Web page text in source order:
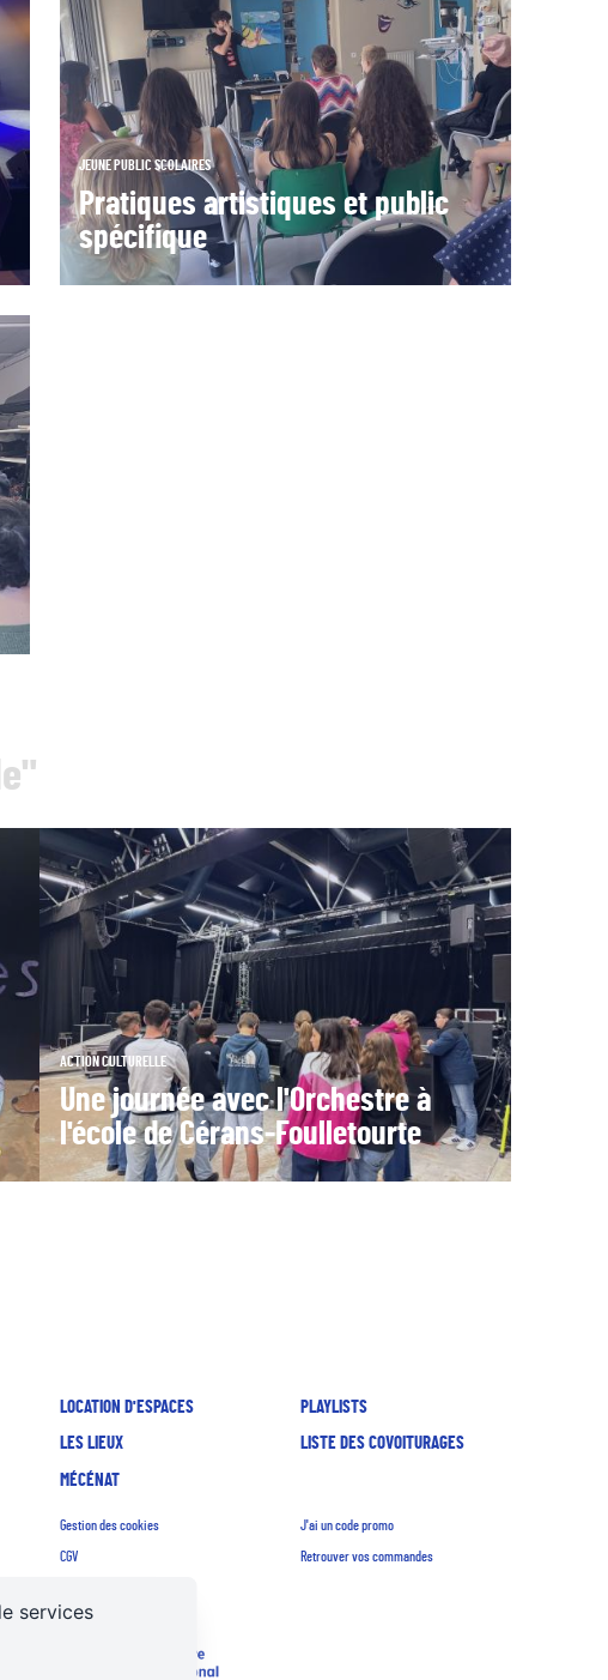
JEUNE PUBLICSCOLAIRES
Pratiques artistiques et public
spécifique
ACTION CULTURELLE
Une journée avec l'Orchestre à
l'école de Cérans-Foulletourte
LOCATION D'ESPACES
LES LIEUX
MÉCÉNAT
PLAYLISTS
LISTE DES COVOITURAGES
Gestion des cookies
CGV
J'ai un code promo
Retrouver vos commandes
services